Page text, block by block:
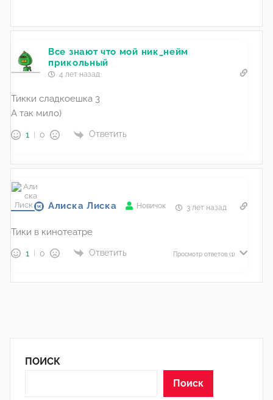
Все знают что мой ник_нейм
прикольный
4 лет назад
Тикки сладкоешка 3
А так мило)
1 0 Ответить
Алиска Лиска Новичок 3 лет назад
Тики в кинотеатре
1 0 Ответить Просмотр ответов (1)
ПОИСК
Поиск